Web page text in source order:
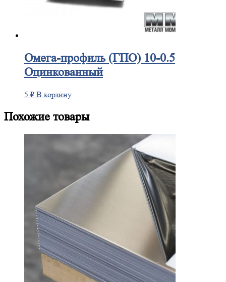
Омега-профиль(ГПО) 10-0.5
Оцинкованный
5 ₽ В корзину
Похожие товары